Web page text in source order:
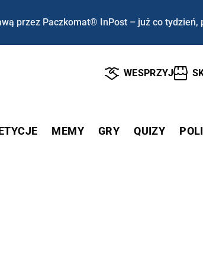
przez Paczkomat® InPost – już co tydzień,
WESPRZYJ
MEMY GRY QUIZY